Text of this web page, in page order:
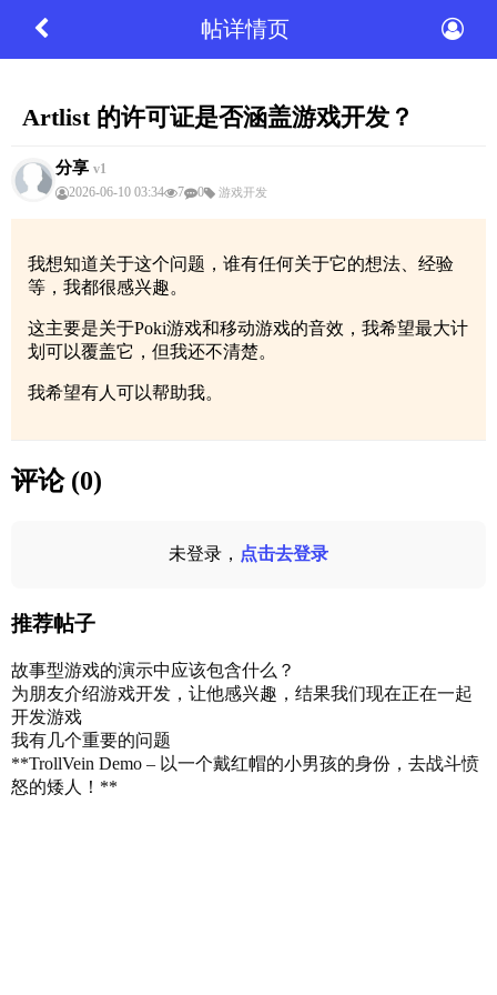
帖详情页
Artlist 的许可证是否涵盖游戏开发？
分享 v1
2026-06-10 03:34
7 0 游戏开发
我想知道关于这个问题，谁有任何关于它的想法、经验
等，我都很感兴趣。
这主要是关于Poki游戏和移动游戏的音效，我希望最大计
划可以覆盖它，但我还不清楚。
我希望有人可以帮助我。
评论 (0)
未登录， 点击去登录
推荐帖子
故事型游戏的演示中应该包含什么？
为朋友介绍游戏开发，让他感兴趣，结果我们现在正在一起
开发游戏
我有几个重要的问题
**TrollVein Demo – 以一个戴红帽的小男孩的身份，去战斗愤
怒的矮人！**